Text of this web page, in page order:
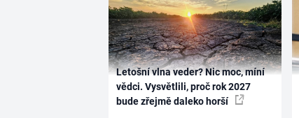
Letošní vlna veder? Nic moc, míní
vědci. Vysvětlili, proč rok 2027
bude zřejmě daleko horší